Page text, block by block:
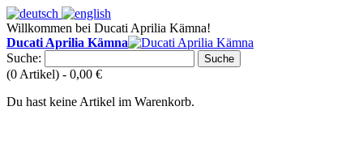
Willkommen bei Ducati Aprilia Kämna!
Ducati Aprilia Kämna
Suche:
Suche
(0 Artikel) - 0,00 €
Du hast keine Artikel im Warenkorb.